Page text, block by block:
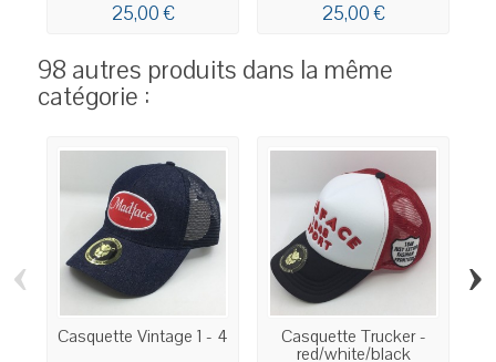
25,00 € 25,00 €
98 autres produits dans la même
catégorie :
Casquette Vintage 1 - 4 Casquette Trucker -
red/white/black
‹ ›